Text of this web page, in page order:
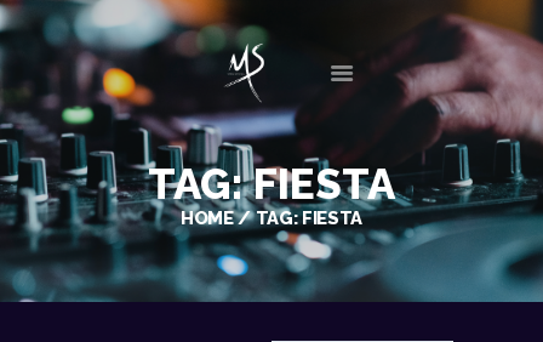
TAG: FIESTA
HOME TAG: FIESTA
INICIO
BIO
DISCOGRAFÍA
SESIONES
EVENTOS